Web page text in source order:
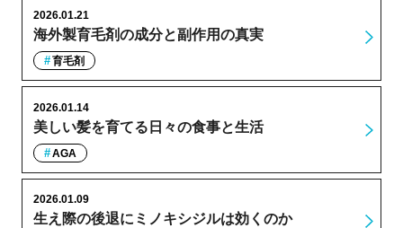
海外製育毛剤の成分と副作用の真実
2026.01.21
育毛剤
美しい髪を育てる日々の食事と生活
2026.01.14
AGA
生え際の後退にミノキシジルは効くのか
2026.01.09